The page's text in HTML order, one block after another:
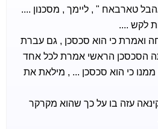
טארבאח " , ליימך , מסכנון ....
לקש ....
ואמרת כי הוא סכסכן , גם עברת
הסכסכן הראשי אמרת לכל אחד
כי הוא סכסכן ... , מילאת את
עזה בו על כך שהוא מקרקר